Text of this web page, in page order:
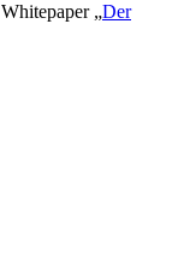
Whitepaper „Der